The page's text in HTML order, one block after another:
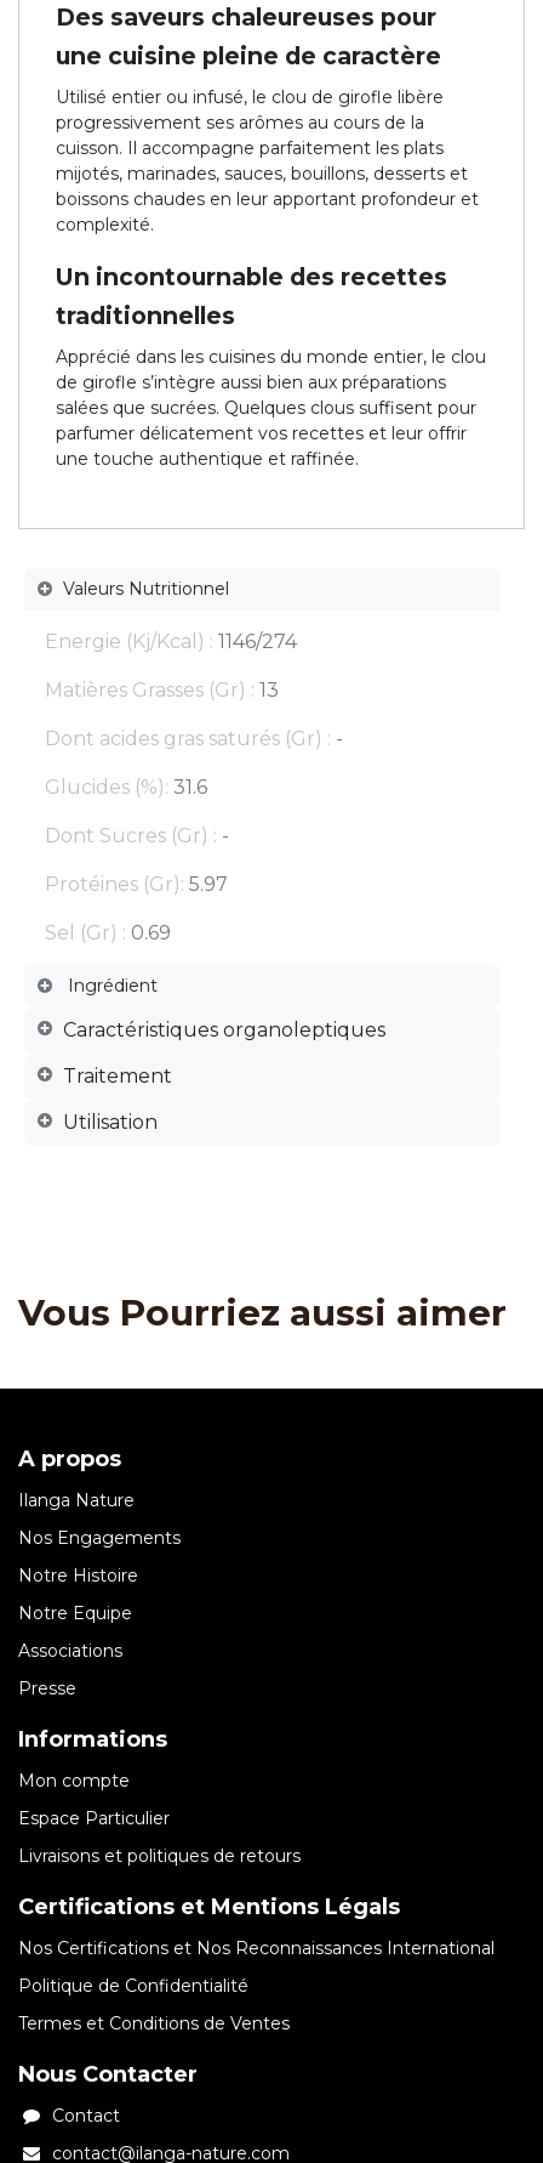
Des saveurs chaleureuses pour
une cuisine pleine de caractère
Utilisé entier ou infusé, le clou de girofle libère
progressivement ses arômes au cours de la
cuisson. Il accompagne parfaitement les plats
mijotés, marinades, sauces, bouillons, desserts et
boissons chaudes en leur apportant profondeur et
complexité.
Un incontournable des recettes
traditionnelles
Apprécié dans les cuisines du monde entier, le clou
de girofle s’intègre aussi bien aux préparations
salées que sucrées. Quelques clous suffisent pour
parfumer délicatement vos recettes et leur offrir
une touche authentique et raffinée.
Valeurs Nutritionnel
Energie (Kj/Kcal) : 1146/274
Matières Grasses (Gr) : 13
Dont acides gras saturés (Gr) : -
Glucides (%): 31.6
Dont Sucres (Gr) : -
Protéines (Gr): 5.97
Sel (Gr) : 0.69
Ingrédient
Caractéristiques organoleptiques
Traitement
Utilisation
Vous Pourriez aussi aimer
A propos
Ilanga Nature
Nos Engagements
Notre Histoire
Notre Equipe
Associations
Presse
Informations
Mon compte
Espace Particulier
Livraisons et politiques de retours
Certifications et Mentions Légals
Nos Certifications et Nos Reconnaissances International
Politique de Confidentialité
Termes et Conditions de Ventes
Nous Contacter
Contact
contact@ilanga-nature.com